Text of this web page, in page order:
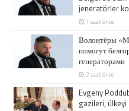
jeneratörler
1 saat önce
Волонтёры
помогут
генераторами
2 saat önce
Evgeny
gazileri,